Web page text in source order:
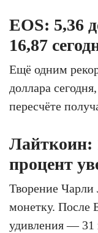
EOS: 5,36
16,87
Ещё одним
доллара
пересчёте
Лайткоин:
процент
Творение Чарли
монетку. После
удивления — 31